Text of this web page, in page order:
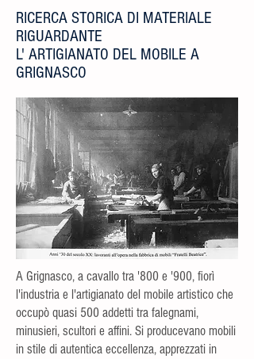
RICERCA STORICA DI MATERIALE
RIGUARDANTE
L' ARTIGIANATO DEL MOBILE A
GRIGNASCO
A Grignasco, a cavallo tra '800 e '900, fiorì
l'industria e l'artigianato del mobile artistico che
occupò quasi 500 addetti tra falegnami,
minusieri, scultori e affini. Si producevano mobili
in stile di autentica eccellenza, apprezzati in